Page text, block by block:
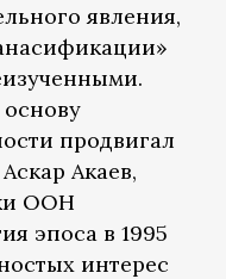
явления,
продвигал
Акаев,
ООН
эпоса в 1995
интерес